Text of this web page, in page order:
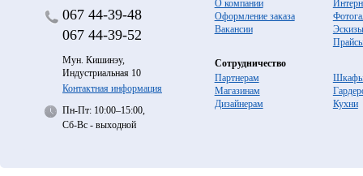
067 44-39-48
067 44-39-52
Мун. Кишинэу,
Индустриальная 10
Контактная информация
Пн-Пт: 10:00–15:00,
Сб-Вс - выходной
О компании
Оформление заказа
Вакансии
Эскизы
Сотрудничество
Партнерам
Магазинам
Дизайнерам
Кухни